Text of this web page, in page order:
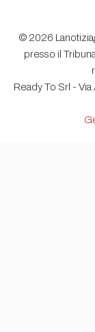
© 2026
presso il
Ready To Srl - Via